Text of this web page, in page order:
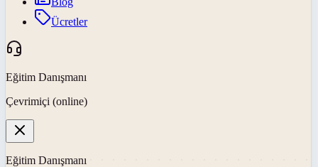
Ücretler
Eğitim Danışmanı
Çevrimiçi (online)
Eğitim Danışmanı